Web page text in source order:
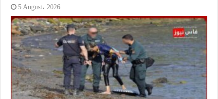
5 August، 2026